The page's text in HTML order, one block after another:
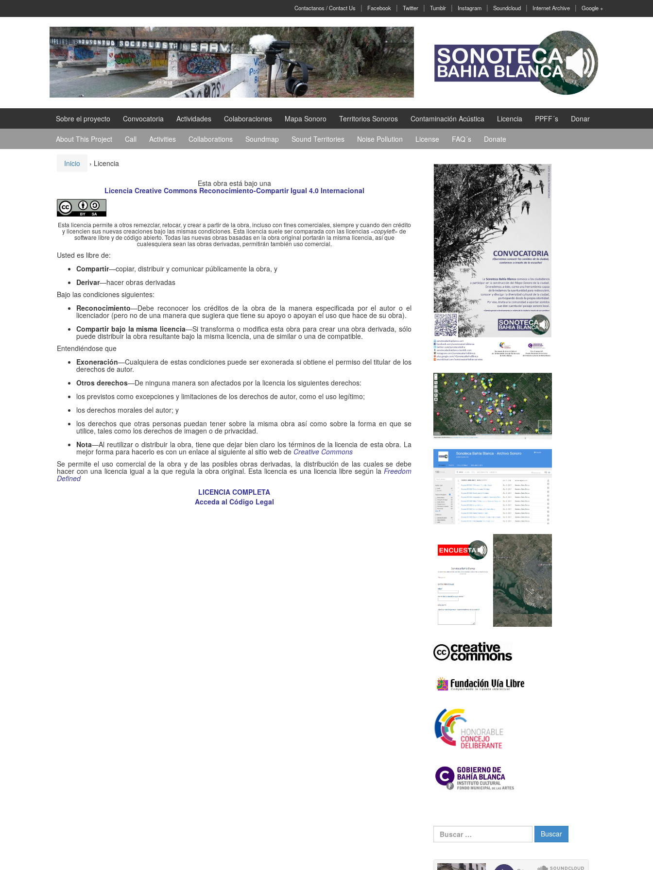
Contactanos / Contact Us Facebook Twitter Tumblr Instagram Soundcloud Internet Archive Google +
Sobre el proyecto Convocatoria Actividades Colaboraciones Mapa Sonoro Territorios Sonoros Contaminación Acústica Licencia PPFF´s Donar
About This Project Call Activities Collaborations Soundmap Sound Territories Noise Pollution License FAQ´s Donate
Inicio › Licencia
Esta obra está bajo una
Licencia Creative Commons Reconocimiento-Compartir Igual 4.0 Internacional
Esta licencia permite a otros remezclar, retocar, y crear a partir de la obra, incluso con fines comerciales, siempre y cuando den crédito
y licencien sus nuevas creaciones bajo las mismas condiciones. Esta licencia suele ser comparada con las licencias «copyleft» de
software libre y de código abierto. Todas las nuevas obras basadas en la obra original portarán la misma licencia, así que
cualesquiera sean las obras derivadas, permitirán también uso comercial.
Usted es libre de:
Compartir—copiar, distribuir y comunicar públicamente la obra, y
Derivar—hacer obras derivadas
Bajo las condiciones siguientes:
Reconocimiento—Debe reconocer los créditos de la obra de la manera especificada por el autor o el
licenciador (pero no de una manera que sugiera que tiene su apoyo o apoyan el uso que hace de su obra).
Compartir bajo la misma licencia—Si transforma o modifica esta obra para crear una obra derivada, sólo
puede distribuir la obra resultante bajo la misma licencia, una de similar o una de compatible.
Entendiéndose que
Exoneración—Cualquiera de estas condiciones puede ser exonerada si obtiene el permiso del titular de los
derechos de autor.
Otros derechos—De ninguna manera son afectados por la licencia los siguientes derechos:
los previstos como excepciones y limitaciones de los derechos de autor, como el uso legítimo;
los derechos morales del autor; y
los derechos que otras personas puedan tener sobre la misma obra así como sobre la forma en que se
utilice, tales como los derechos de imagen o de privacidad.
Nota—Al reutilizar o distribuir la obra, tiene que dejar bien claro los términos de la licencia de esta obra. La
mejor forma para hacerlo es con un enlace al siguiente al sitio web de Creative Commons
Se permite el uso comercial de la obra y de las posibles obras derivadas, la distribución de las cuales se debe
hacer con una licencia igual a la que regula la obra original. Esta licencia es una licencia libre según la Freedom
Defined
LICENCIA COMPLETA
Acceda al Código Legal
Buscar: